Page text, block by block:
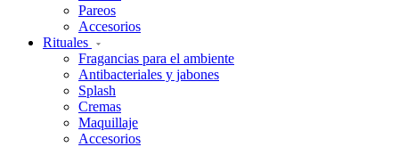
Pareos
Accesorios
Rituales
Fragancias para el ambiente
Antibacteriales y jabones
Splash
Cremas
Maquillaje
Accesorios